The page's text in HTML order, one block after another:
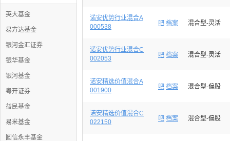
英大基金
易方达基金
银河金汇证券
银华基金
银河基金
粤开证券
益民基金
易米基金
圆信永丰基金
诺安优势行业混合A
000538
吧 档案 混合型-灵活
诺安优势行业混合C
002053
吧 档案 混合型-灵活
诺安精选价值混合A
001900
吧 档案 混合型-偏股
诺安精选价值混合C
022150
吧 档案 混合型-偏股